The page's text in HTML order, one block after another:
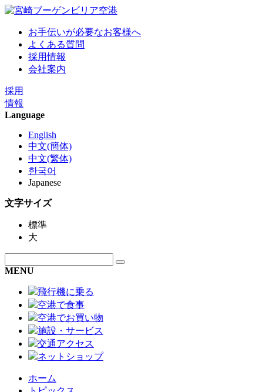
お手伝いが必要なお客様へ
よくある質問
採用情報
会社案内
採用
情報
Language
English
中文(簡体)
中文(繁体)
한국어
Japanese
文字サイズ
標準
大
MENU
飛行機に乗る
空港で食事
空港でお買い物
施設・サービス
交通アクセス
ネットショップ
ホーム